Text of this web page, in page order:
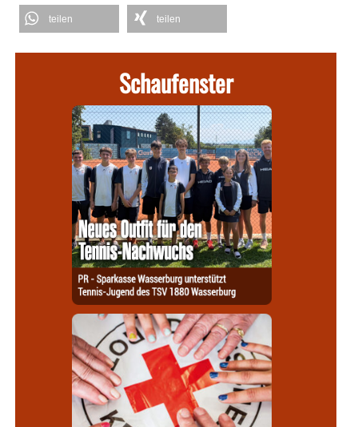
teilen teilen
Schaufenster